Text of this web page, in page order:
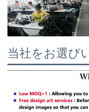
当社をお選び